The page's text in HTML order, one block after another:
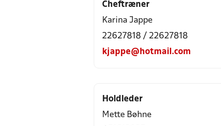
Cheftræner
Karina Jappe
22627818 / 22627818
kjappe@hotmail.com
Holdleder
Mette Bøhne